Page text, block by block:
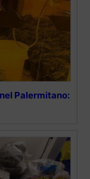
Palermitano: